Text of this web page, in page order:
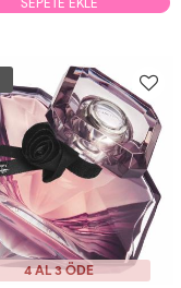
4 AL 3 ÖDE